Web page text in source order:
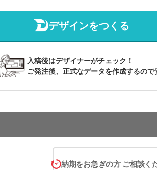
デザインをつくる
入稿後はデザイナーがチェック！
ご発注後、正式なデータを作成するので
納期をお急ぎの方 ご相談く